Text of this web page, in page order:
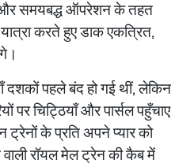
और समयबद्ध ऑपरेशन के तहत
करते हुए डाक एकत्रित,
दशकों पहले बंद हो गई थीं, लेकिन
पर चिट्ठियाँ और पार्सल पहुँचाए
ट्रेनों के प्रति अपने प्यार को
रॉयल मेल ट्रेन की कैब में